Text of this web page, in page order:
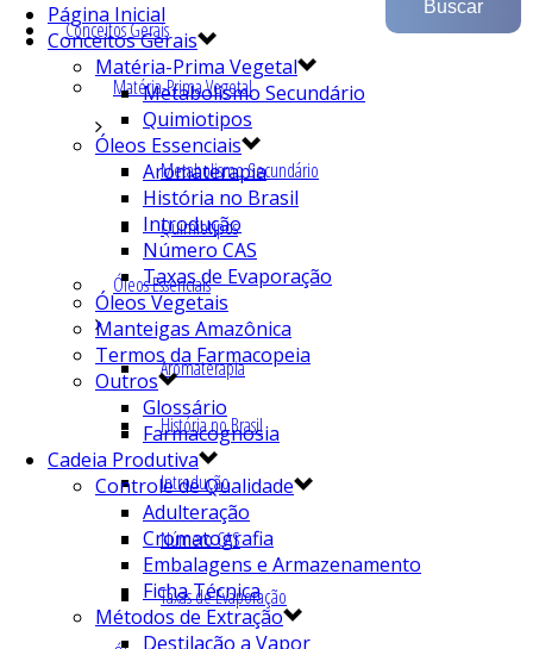
Conceitos Gerais
Matéria-Prima Vegetal
Metabolismo Secundário
Quimiotipos
Óleos Essenciais
Aromaterapia
História no Brasil
Introdução
Número CAS
Taxas de Evaporação
Página Inicial
Conceitos Gerais
Matéria-Prima Vegetal
Metabolismo Secundário
Quimiotipos
Óleos Essenciais
Aromaterapia
História no Brasil
Introdução
Número CAS
Taxas de Evaporação
Óleos Vegetais
Manteigas Amazônica
Termos da Farmacopeia
Outros
Glossário
Farmacognosia
Cadeia Produtiva
Controle de Qualidade
Adulteração
Cromatografia
Embalagens e Armazenamento
Ficha Técnica
Métodos de Extração
Destilação a Vapor